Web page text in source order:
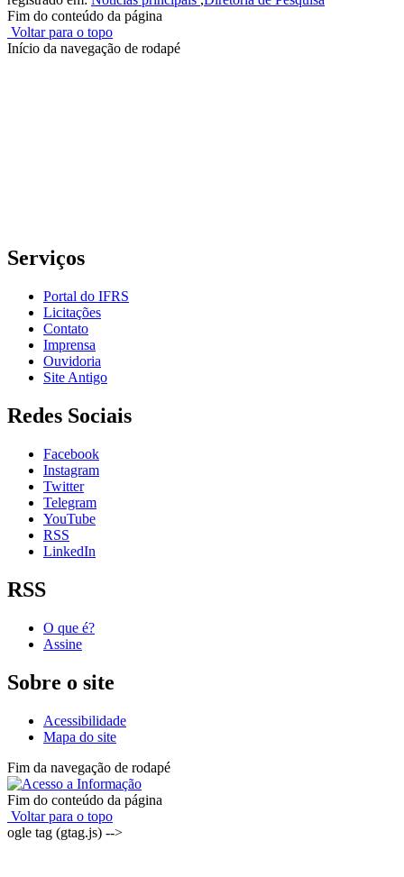
Fim do conteúdo da página
Voltar para o topo
Início da navegação de rodapé
Serviços
Portal do IFRS
Licitações
Contato
Imprensa
Ouvidoria
Site Antigo
Redes Sociais
Facebook
Instagram
Twitter
Telegram
YouTube
RSS
LinkedIn
RSS
O que é?
Assine
Sobre o site
Acessibilidade
Mapa do site
Fim da navegação de rodapé
Fim do conteúdo da página
Voltar para o topo
ogle tag (gtag.js) -->